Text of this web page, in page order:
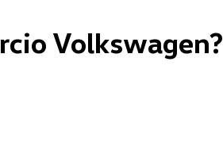
Volkswagen?